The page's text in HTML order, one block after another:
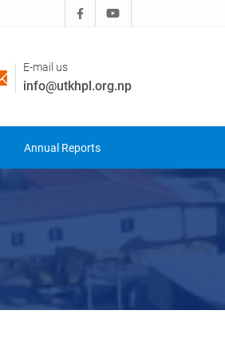
E-mail us
info@utkhpl.org.np
Annual Reports